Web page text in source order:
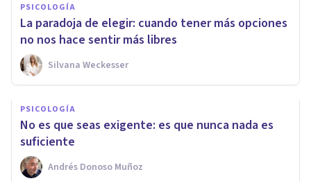
PSICOLOGÍA
La paradoja de elegir: cuando tener más opciones
no nos hace sentir más libres
Silvana Weckesser
PSICOLOGÍA
No es que seas exigente: es que nunca nada es
suficiente
Andrés Donoso Muñoz